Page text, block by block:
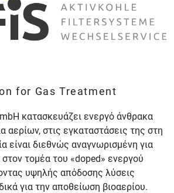
for Gas Treatment
κατασκευάζει ενεργό άνθρακα
αερίων, στις εγκαταστάσεις της στη
είναι διεθνώς αναγνωρισμένη για
στον τομέα του «doped» ενεργού
υψηλής απόδοσης λύσεις
για την αποθείωση βιοαερίου.